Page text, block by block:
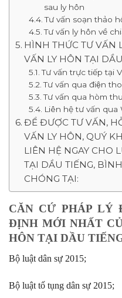
sau ly hôn
Tư vấn soạn thảo
Tư vấn ly hôn về
HÌNH THỨC TƯ VẤN
VẤN LY HÔN TẠI
Tư vấn trực tiếp tại
Tư vấn qua điện
Tư vấn qua hòm
Liên hệ tư vấn qua
ĐỂ ĐƯỢC TƯ VẤN,
VẤN LY HÔN, QUÝ
LIÊN HỆ NGAY CHO
TẠI DẦU TIẾNG,
CHÓNG TẠI:
CĂN CỨ PHÁP LÝ
ĐỊNH MỚI NHẤT
HÔN TẠI DẦU
Bộ luật dân sự 2015;
Bộ luật tố tụng dân sự 2015;